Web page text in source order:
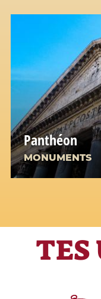
Panthéon
MONUMENTS